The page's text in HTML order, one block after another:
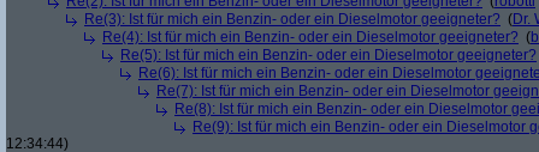
Re(3): Ist für mich ein Benzin- oder ein Dieselmotor geeigneter? (Dr.
Re(4): Ist für mich ein Benzin- oder ein Dieselmotor geeigneter? (
Re(5): Ist für mich ein Benzin- oder ein Dieselmotor geeigneter?
Re(6): Ist für mich ein Benzin- oder ein Dieselmotor
Re(7): Ist für mich ein Benzin- oder ein Dieselmotor
Re(8): Ist für mich ein Benzin- oder ein Dieselmotor
Re(9): Ist für mich ein Benzin- oder ein Dieselmotor
12:34:44)